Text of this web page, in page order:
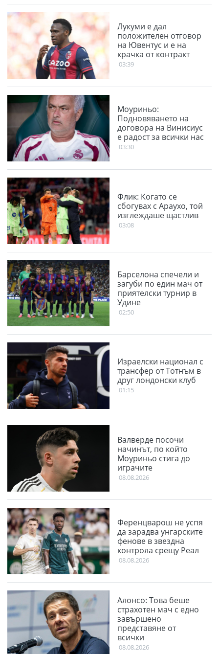
Лукуми е дал
положителен отговор
на Ювентус и е на
крачка от контракт
03:39
Моуриньо:
Подновяването на
договора на Винисиус
е радост за всички нас
03:30
Флик: Когато се
сбогувах с Араухо, той
изглеждаше щастлив
03:08
Барселона спечели и
загуби по един мач от
приятелски турнир в
Удине
02:50
Израелски национал с
трансфер от Тотнъм в
друг лондонски клуб
01:15
Валверде посочи
начинът, по който
Моуриньо стига до
играчите
08.08.2026
Ференцварош не успя
да зарадва унгарските
фенове в звездна
контрола срещу Реал
08.08.2026
Алонсо: Това беше
страхотен мач с едно
завършено
представяне от
всички
08.08.2026